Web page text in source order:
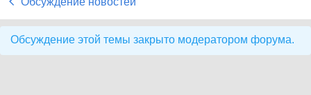
Обсуждение этой темы закрыто модератором форума.